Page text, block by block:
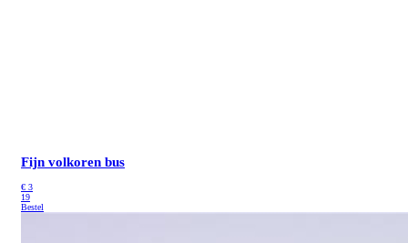
Fijn volkoren bus
€ 3
19
Bestel